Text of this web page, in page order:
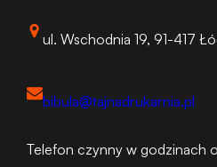
ul. Wschodnia 19, 91-417
bibula@tajnadrukarnia.pl
Telefon czynny w godzinach